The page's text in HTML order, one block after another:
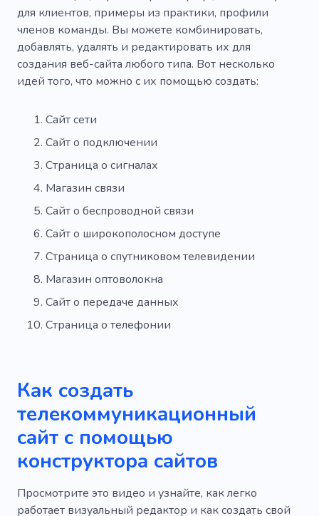
для клиентов, примеры из практики, профили
членов команды. Вы можете комбинировать,
добавлять, удалять и редактировать их для
создания веб-сайта любого типа. Вот несколько
идей того, что можно с их помощью создать:
Сайт сети
Сайт о подключении
Страница о сигналах
Магазин связи
Сайт о беспроводной связи
Сайт о широкополосном доступе
Страница о спутниковом телевидении
Магазин оптоволокна
Сайт о передаче данных
Страница о телефонии
Как создать
телекоммуникационный
сайт с помощью
конструктора сайтов
Просмотрите это видео и узнайте, как легко
работает визуальный редактор и как создать свой